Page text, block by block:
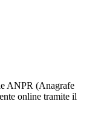
ANPR (Anagrafe
online tramite il